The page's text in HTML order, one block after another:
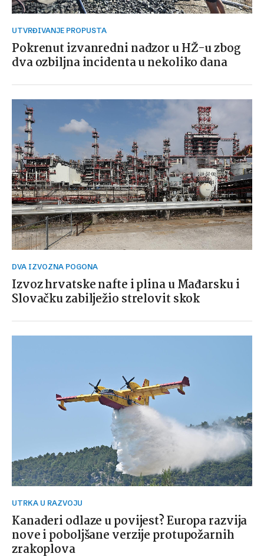
UTVRĐIVANJE PROPUSTA
Pokrenut izvanredni nadzor u HŽ-u zbog
dva ozbiljna incidenta u nekoliko dana
DVA IZVOZNA POGONA
Izvoz hrvatske nafte i plina u Mađarsku i
Slovačku zabilježio strelovit skok
UTRKA U RAZVOJU
Kanaderi odlaze u povijest? Europa razvija
nove i poboljšane verzije protupožarnih
zrakoplova